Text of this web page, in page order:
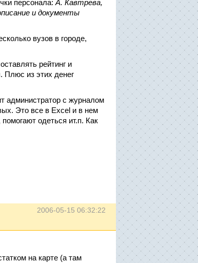
персонала: А. Кавтрева,
и документы
вузов в городе,
рейтинг и
Плюс из этих денег
администратор с журналом
Это все в Excel и в нем
одеться ит.п. Как
2006-05-15 06:32:22
на карте (а там